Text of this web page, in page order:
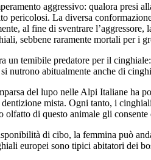
aggressivo: qualora presi
pericolosi. La diversa
al fine di sventrare
sebbene raramente mortali per i
un temibile predatore per il
nutrono abitualmente anche di
del lupo nelle Alpi Italiane ha
mista. Ogni tanto, i
di questo animale gli
di cibo, la femmina può
europei sono tipici abitatori dei